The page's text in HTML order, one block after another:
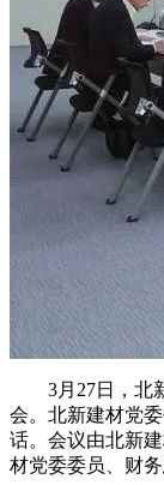
3月27日，北新
会。北新建材党
话。会议由北新
材党委委员、财